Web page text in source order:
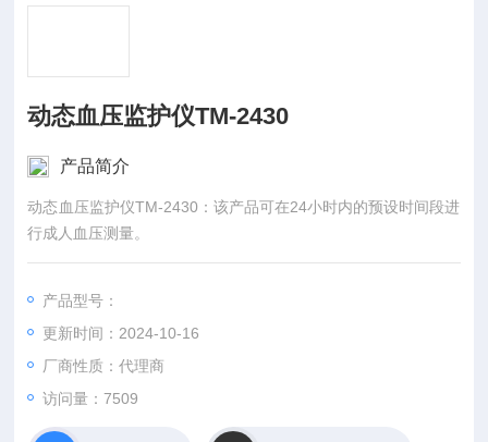
动态血压监护仪TM-2430
产品简介
动态血压监护仪TM-2430：该产品可在24小时内的预设时间段进
行成人血压测量。
产品型号：
更新时间：2024-10-16
厂商性质：代理商
访问量：7509